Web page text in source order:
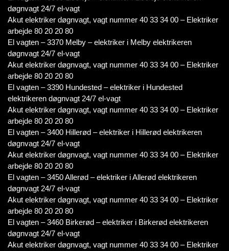
døgnvagt 24/7 el-vagt
Akut elektriker døgnvagt, vagt nummer 40 33 34 00 – Elektriker
arbejde 80 20 20 80
El vagten – 3370 Melby – elektriker i Melby elektrikeren
døgnvagt 24/7 el-vagt
Akut elektriker døgnvagt, vagt nummer 40 33 34 00 – Elektriker
arbejde 80 20 20 80
El vagten – 3390 Hundested – elektriker i Hundested
elektrikeren døgnvagt 24/7 el-vagt
Akut elektriker døgnvagt, vagt nummer 40 33 34 00 – Elektriker
arbejde 80 20 20 80
El vagten – 3400 Hillerød – elektriker i Hillerød elektrikeren
døgnvagt 24/7 el-vagt
Akut elektriker døgnvagt, vagt nummer 40 33 34 00 – Elektriker
arbejde 80 20 20 80
El vagten – 3450 Allerød – elektriker i Allerød elektrikeren
døgnvagt 24/7 el-vagt
Akut elektriker døgnvagt, vagt nummer 40 33 34 00 – Elektriker
arbejde 80 20 20 80
El vagten – 3460 Birkerød – elektriker i Birkerød elektrikeren
døgnvagt 24/7 el-vagt
Akut elektriker døgnvagt, vagt nummer 40 33 34 00 – Elektriker